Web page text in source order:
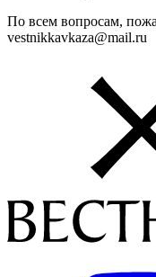
По всем вопросам,
vestnikkavkaza@mail.ru